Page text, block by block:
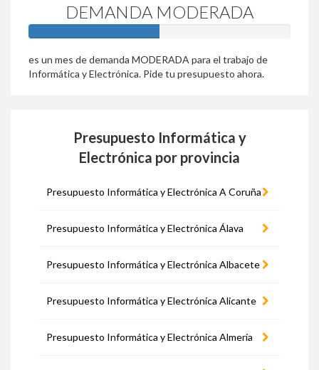
DEMANDA MODERADA
es un mes de demanda MODERADA para el trabajo de
Informática y Electrónica. Pide tu presupuesto ahora.
Presupuesto Informática y
Electrónica por provincia
Presupuesto Informática y Electrónica A Coruña
Presupuesto Informática y Electrónica Álava
Presupuesto Informática y Electrónica Albacete
Presupuesto Informática y Electrónica Alicante
Presupuesto Informática y Electrónica Almería